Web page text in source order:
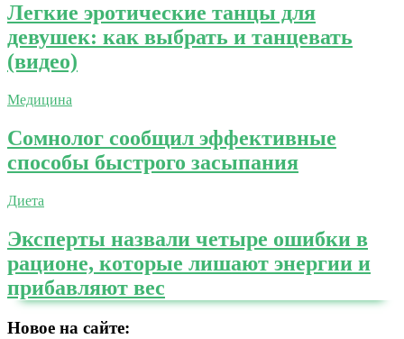
Легкие эротические танцы для
девушек: как выбрать и танцевать
(видео)
Медицина
Сомнолог сообщил эффективные
способы быстрого засыпания
Диета
Эксперты назвали четыре ошибки в
рационе, которые лишают энергии и
прибавляют вес
Новое на сайте: